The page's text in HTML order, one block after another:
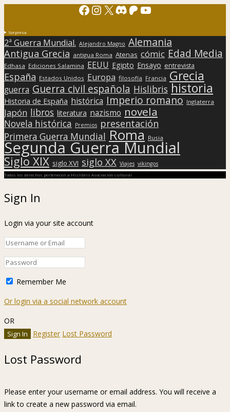
Facebook
Instagram
X Discord
Patreon
YouTube
Sorpresa
2ª Guerra Mundial. Alejandro Magno Alemania
Antigua Grecia antigua Roma Atenas cómic Edad Media
Edhasa Ediciones Salamina EEUU Egipto Ensayo entrevista
España Estados Unidos Europa filosofía Francia Grecia
guerra Guerra civil española Hislibris historia
Historia de España histórica Imperio romano Inglaterra
Japón libros literatura nazismo novela
Novela histórica Premios presentación
Primera Guerra Mundial Roma Rusia
Segunda Guerra Mundial
Siglo XIX siglo XVI siglo XX Viajes vikingos
Todos los derechos pertenecen a Hislibris Asociación cultural
Sign In
Login via your site account
Remember Me
Or login via a social network account
OR
Register Lost Password
Lost Password
Please enter your username or email address. You will receive a
link to create a new password via email.